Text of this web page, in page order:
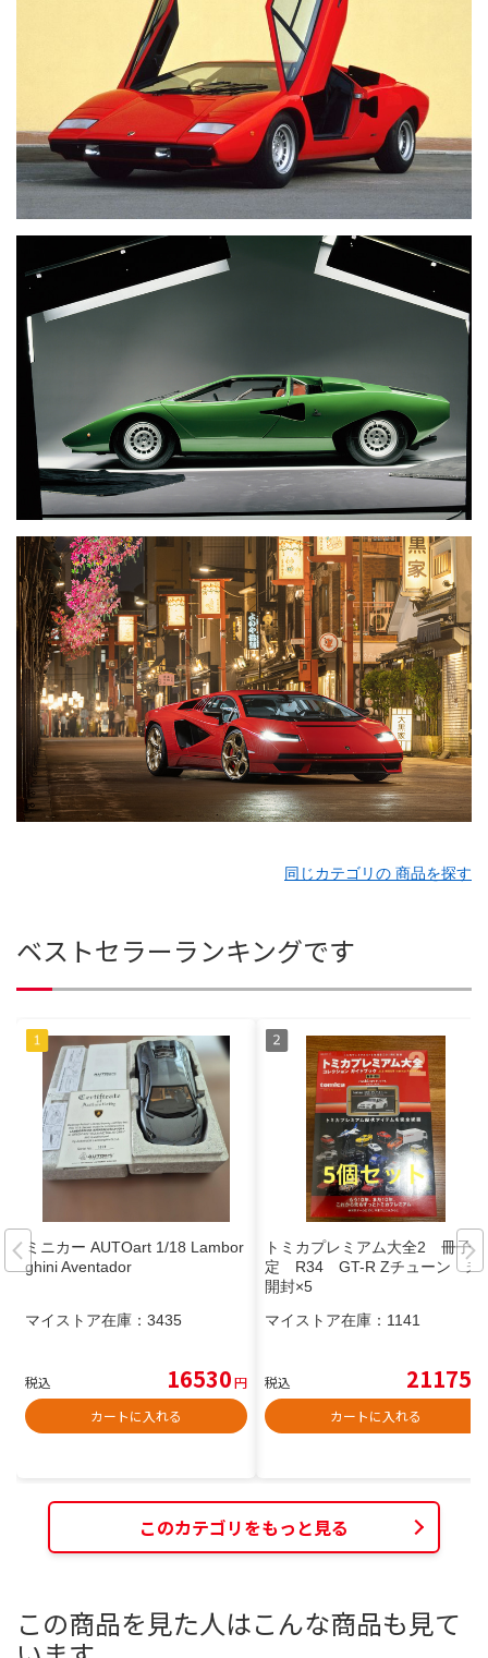
同じカテゴリの 商品を探す
ベストセラーランキングです
ミニカー AUTOart 1/18 Lambor
ghini Aventador
マイストア在庫： 3435
税込 16530円
カートに入れる
トミカプレミアム大全2 冊子限
定 R34 GT-R Zチューン 未
開封×5
マイストア在庫： 1141
税込 21175
カートに入れる
このカテゴリをもっと見る
この商品を見た人はこんな商品も見て